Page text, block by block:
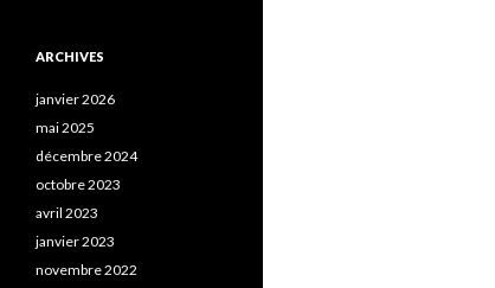
ARCHIVES
janvier 2026
mai 2025
décembre 2024
octobre 2023
avril 2023
janvier 2023
novembre 2022